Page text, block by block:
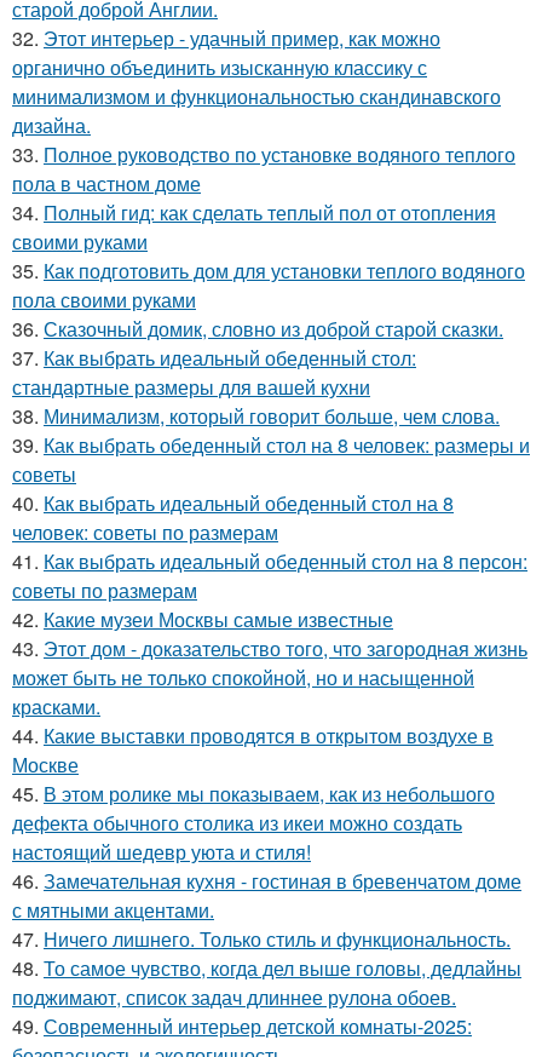
старой доброй Англии.
32. Этот интерьер - удачный пример, как можно
органично объединить изысканную классику с
минимализмом и функциональностью скандинавского
дизайна.
33. Полное руководство по установке водяного теплого
пола в частном доме
34. Полный гид: как сделать теплый пол от отопления
своими руками
35. Как подготовить дом для установки теплого водяного
пола своими руками
36. Сказочный домик, словно из доброй старой сказки.
37. Как выбрать идеальный обеденный стол:
стандартные размеры для вашей кухни
38. Минимализм, который говорит больше, чем слова.
39. Как выбрать обеденный стол на 8 человек: размеры и
советы
40. Как выбрать идеальный обеденный стол на 8
человек: советы по размерам
41. Как выбрать идеальный обеденный стол на 8 персон:
советы по размерам
42. Какие музеи Москвы самые известные
43. Этот дом - доказательство того, что загородная жизнь
может быть не только спокойной, но и насыщенной
красками.
44. Какие выставки проводятся в открытом воздухе в
Москве
45. В этом ролике мы показываем, как из небольшого
дефекта обычного столика из икеи можно создать
настоящий шедевр уюта и стиля!
46. Замечательная кухня - гостиная в бревенчатом доме
с мятными акцентами.
47. Ничего лишнего. Только стиль и функциональность.
48. То самое чувство, когда дел выше головы, дедлайны
поджимают, список задач длиннее рулона обоев.
49. Современный интерьер детской комнаты-2025: